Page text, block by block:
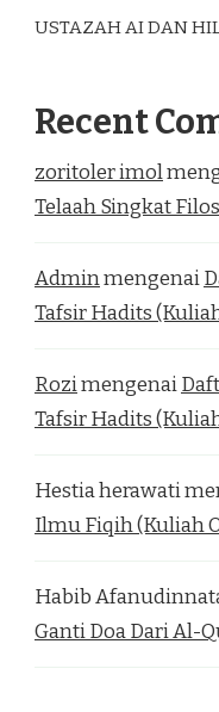
USTAZAH AI DAN
Recent
zoritoler imol
Telaah Singkat
Adminmengenai
Tafsir Hadits
Rozimengenai
Tafsir Hadits
Hestia herawati
Ilmu Fiqih (Kuliah
Habib
Ganti Doa Dari Al-